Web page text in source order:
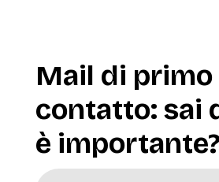
Mail di primo
contatto: sai
è importante?